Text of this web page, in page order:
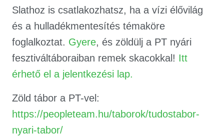
Slathoz is csatlakozhatsz, ha a vízi élővilág
és a hulladékmentesítés témaköre
foglalkoztat. Gyere, és zöldülj a PT nyári
fesztiváltáboraiban remek skacokkal! Itt
érhető el a jelentkezési lap.
Zöld tábor a PT-vel:
https://peopleteam.hu/taborok/tudostabor-
nyari-tabor/